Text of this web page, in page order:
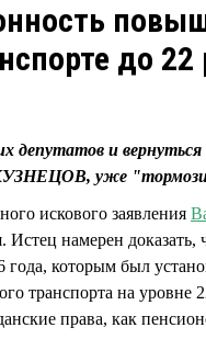
до 22
депутатов и
уже
искового заявления
Истец намерен
которым был
транспорта на уровне
права, как